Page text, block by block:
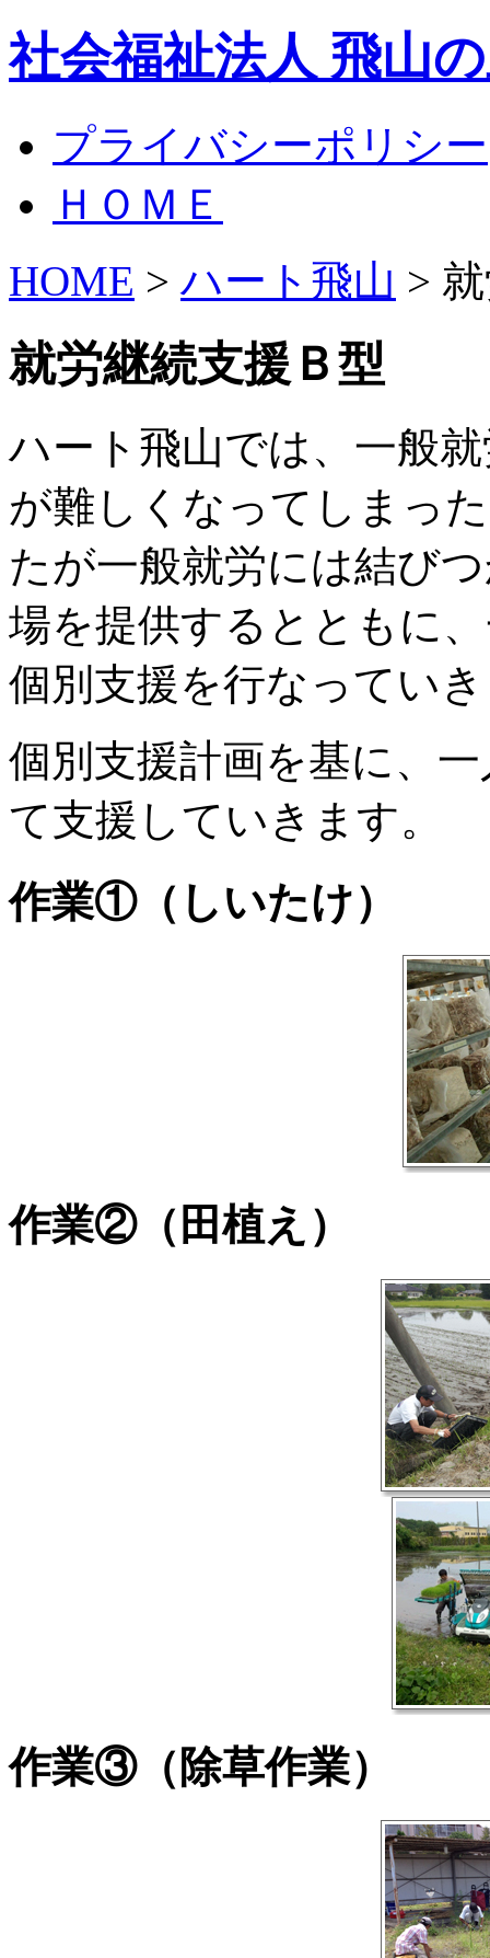
社会福祉法人 飛山
プライバシーポリシー
ＨＯＭＥ
HOME >ハート飛山 >
就労継続支援Ｂ型
ハート飛山では、一般
が難しくなってしまっ
たが一般就労には結び
場を提供するとともに
個別支援を行なってい
個別支援計画を基に、
て支援していきます。
作業①（しいたけ）
作業②（田植え）
作業③（除草作業）